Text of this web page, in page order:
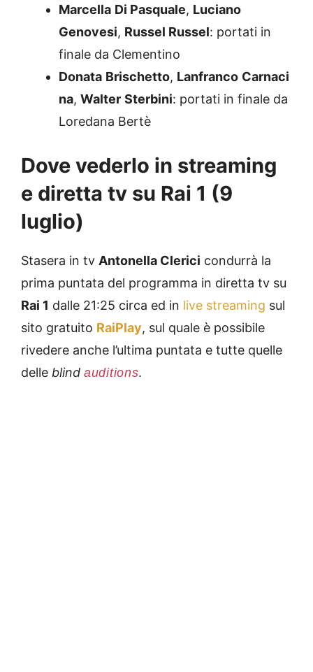
Marcella Di Pasquale, Luciano
Genovesi, Russel Russel: portati in
finale da Clementino
Donata Brischetto, Lanfranco Carnaci
na, Walter Sterbini: portati in finale da
Loredana Bertè
Dove vederlo in streaming
e diretta tv su Rai 1 (9
luglio)
Stasera in tv Antonella Clerici condurrà la
prima puntata del programma in diretta tv su
Rai 1 dalle 21:25 circa ed in live streaming sul
sito gratuito RaiPlay, sul quale è possibile
rivedere anche l’ultima puntata e tutte quelle
delle blind auditions.